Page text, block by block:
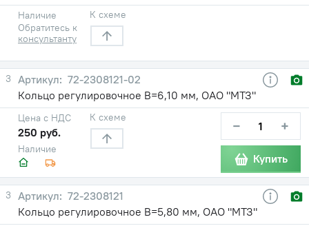
Наличие
Обратитесь к
консультанту
К схеме
3
72-2308121-02
Кольцо регулировочное В=6,10 мм, ОАО "МТЗ"
Наличие
Цена с НДС
250 руб.
К схеме − +
Купить
3
72-2308121
Кольцо регулировочное В=5,80 мм, ОАО "МТЗ"